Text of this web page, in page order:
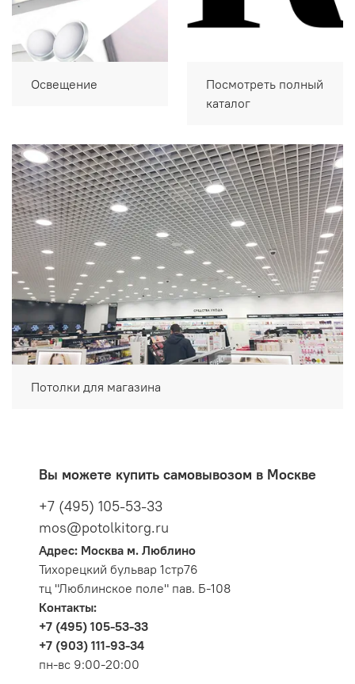
Освещение
Посмотреть полный
каталог
Потолки для магазина
Вы можете купить самовывозом в Москве
+7 (495) 105-53-33
mos@potolkitorg.ru
Адрес: Москва м. Люблино
Тихорецкий бульвар 1стр76
тц "Люблинское поле" пав. Б-108
Контакты:
+7 (495) 105-53-33
+7 (903) 111-93-34
пн-вс 9:00-20:00